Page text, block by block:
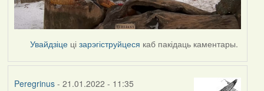
Увайдзіце цізарэгіструйцеся каб пакідаць каментары.
Peregrinus- 21.01.2022 - 11:35